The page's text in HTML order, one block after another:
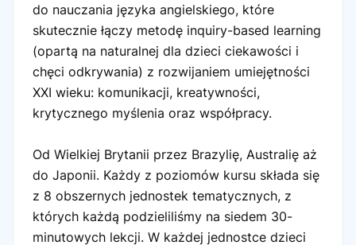
do nauczania języka angielskiego, które
skutecznie łączy metodę inquiry-based learning
(opartą na naturalnej dla dzieci ciekawości i
chęci odkrywania) z rozwijaniem umiejętności
XXI wieku: komunikacji, kreatywności,
krytycznego myślenia oraz współpracy.
Od Wielkiej Brytanii przez Brazylię, Australię aż
do Japonii. Każdy z poziomów kursu składa się
z 8 obszernych jednostek tematycznych, z
których każdą podzieliliśmy na siedem 30-
minutowych lekcji. W każdej jednostce dzieci